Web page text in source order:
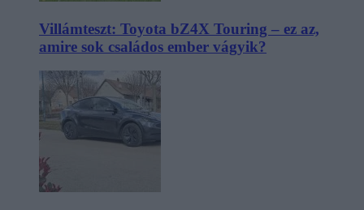
Villámteszt: Toyota bZ4X Touring – ez az,
amire sok családos ember vágyik?